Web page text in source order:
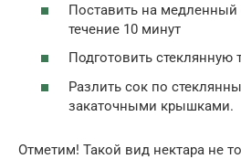
Поставить на медленный
течение 10 минут
Подготовить стеклянную
Разлить сок по
закаточными крышками.
Отметим! Такой вид нектара не